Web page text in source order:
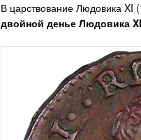
В царствование Людовика XI
двойной денье Людовика XI